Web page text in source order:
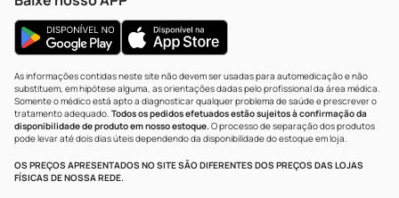
As informações contidas neste site não devem ser usadas para automedicação e não
substituem, em hipótese alguma, as orientações dadas pelo profissional da área médica.
Somente o médico está apto a diagnosticar qualquer problema de saúde e prescrever o
tratamento adequado. Todos os pedidos efetuados estão sujeitos à confirmação da
disponibilidade de produto em nosso estoque.O processo de separação dos produtos
pode levar até dois dias úteis dependendo da disponibilidade do estoque em loja.
OS PREÇOS APRESENTADOS NO SITE SÃO DIFERENTES DOS PREÇOS DAS LOJAS
FÍSICAS DE NOSSA REDE.